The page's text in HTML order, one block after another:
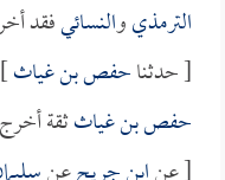
الترمذيوالنسائيفقد
[ حدثناحفص بن غياث
حفص بن غياثثقة